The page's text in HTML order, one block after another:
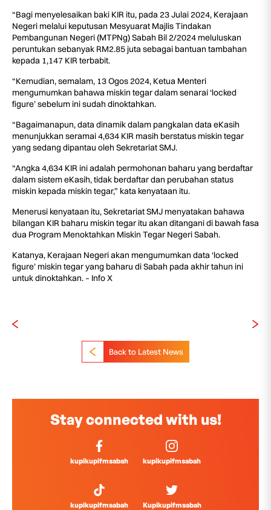
“Bagi menyelesaikan baki KIR itu, pada 23 Julai 2024, Kerajaan
Negeri melalui keputusan Mesyuarat Majlis Tindakan
Pembangunan Negeri (MTPNg) Sabah Bil 2/2024 meluluskan
peruntukan sebanyak RM2.85 juta sebagai bantuan tambahan
kepada 1,147 KIR terbabit.
“Kemudian, semalam, 13 Ogos 2024, Ketua Menteri
mengumumkan bahawa miskin tegar dalam senarai ‘locked
figure’ sebelum ini sudah dinoktahkan.
“Bagaimanapun, data dinamik dalam pangkalan data eKasih
menunjukkan seramai 4,634 KIR masih berstatus miskin tegar
yang sedang dipantau oleh Sekretariat SMJ.
“Angka 4,634 KIR ini adalah permohonan baharu yang berdaftar
dalam sistem eKasih, tidak berdaftar dan perubahan status
miskin kepada miskin tegar,” kata kenyataan itu.
Menerusi kenyataan itu, Sekretariat SMJ menyatakan bahawa
bilangan KIR baharu miskin tegar itu akan ditangani di bawah fasa
dua Program Menoktahkan Miskin Tegar Negeri Sabah.
Katanya, Kerajaan Negeri akan mengumumkan data ‘locked
figure’ miskin tegar yang baharu di Sabah pada akhir tahun ini
untuk dinoktahkan. – Info X
Back to Latest News
Stay connected with us!
kupikupifmsabah kupikupifmsabah
kupikupifmsabah Kupikupifmsabah